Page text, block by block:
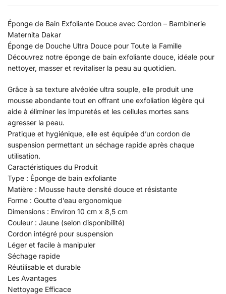
Éponge de Bain Exfoliante Douce avec Cordon – Bambinerie
Maternita Dakar
Éponge de Douche Ultra Douce pour Toute la Famille
Découvrez notre éponge de bain exfoliante douce, idéale pour
nettoyer, masser et revitaliser la peau au quotidien.
Grâce à sa texture alvéolée ultra souple, elle produit une
mousse abondante tout en offrant une exfoliation légère qui
aide à éliminer les impuretés et les cellules mortes sans
agresser la peau.
Pratique et hygiénique, elle est équipée d’un cordon de
suspension permettant un séchage rapide après chaque
utilisation.
Caractéristiques du Produit
Type : Éponge de bain exfoliante
Matière : Mousse haute densité douce et résistante
Forme : Goutte d’eau ergonomique
Dimensions : Environ 10 cm x 8,5 cm
Couleur : Jaune (selon disponibilité)
Cordon intégré pour suspension
Léger et facile à manipuler
Séchage rapide
Réutilisable et durable
Les Avantages
Nettoyage Efficace